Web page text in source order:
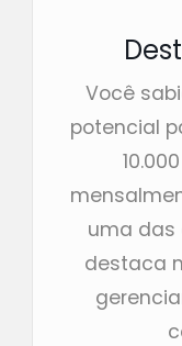
Você
potencial
uma das
destaca